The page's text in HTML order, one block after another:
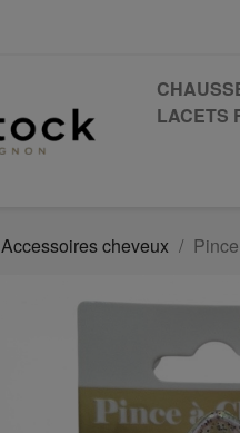
LACETS
Accessoires cheveux